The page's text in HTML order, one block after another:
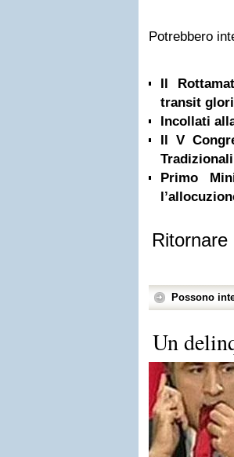
Potrebbero
Il
transit
Incollati
Il V
Primo
Ritornare
Possono
Un